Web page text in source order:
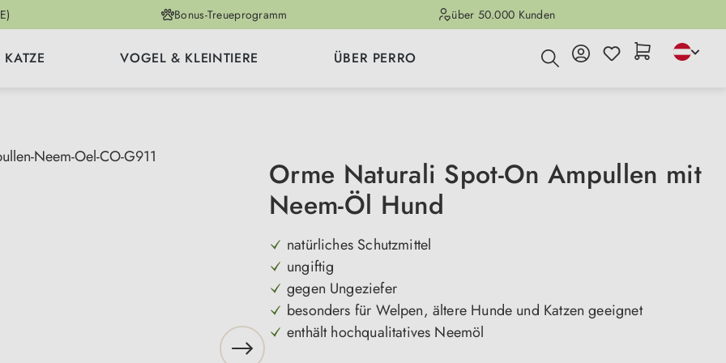
Bonus-Treueprogramm über 50.000 Kunden
KATZE VOGEL & KLEINTIERE ÜBER PERRO
Orme Naturali Spot-On Ampullen mit
Neem-Öl Hund
natürliches Schutzmittel
ungiftig
gegen Ungeziefer
besonders für Welpen, ältere Hunde und Katzen geeignet
enthält hochqualitatives Neemöl